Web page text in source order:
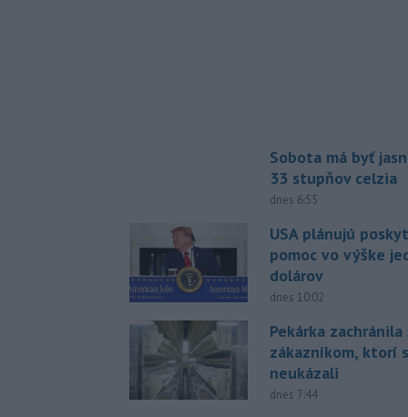
Sobota má byť
33 stupňov celzia
dnes 6:55
USA plánujú
pomoc vo výške
dolárov
dnes 10:02
Pekárka
zákazníkom, ktorí
neukázali
dnes 7:44